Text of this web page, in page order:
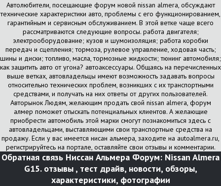
Автолюбители, посещающие форум новой nissan almera, обсуждают
технические характеристики авто, проблемы с его функционированием,
гарантийным и сервисным обслуживанием. В этой ветке чаще всего
рассматриваются следующие вопросы. работа двигателя;
электрооборудование; кузов и шумоизоляция; работа коробки
передач и сцепления; тормоза, рулевое управление, ходовая часть;
шины и диски; топливо, масла, тормозные жидкости; тюнинг автомобиля;
как защитить авто от угона? автоаксессуары. Общаясь на перечисленных
выше ветках, автовладельцы имеют возможность задавать вопросы
относительно технических проблем, возникших с их транспортными
средствами, и получать на них ответы от других пользователей.
Авторынок Людям, желающим продать свой nissan almera, форум
алмер поможет отыскать потенциальных клиентов. А желающие
приобрести автомобиль этой марки смогут познакомиться здесь с
автовладельцами, выставляющими свои транспортные средства на
продажу. Если у вас имеется нисан альмера, заходите на autoalmera.ru,
регистрируйтесь на портале, оставляйте свои отзывы и комментарии.
Обратная связь Ниссан Альмера Форум: Nissan Almera
G15. отзывы , тест драйв, новости, обзоры,
характеристики, фотографии